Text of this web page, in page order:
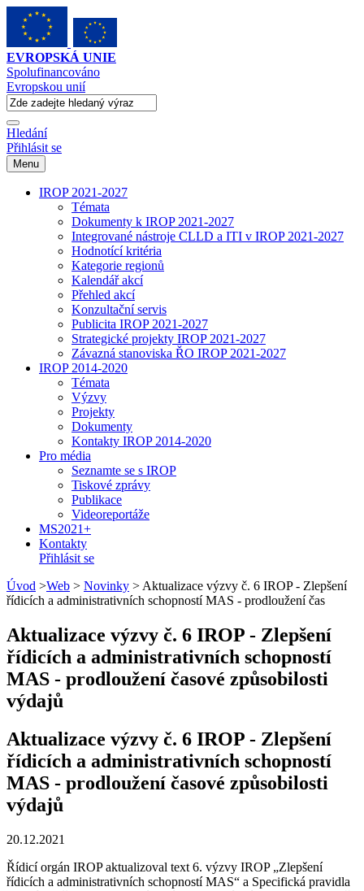
EVROPSKÁ UNIE
Spolufinancováno
Evropskou unií
Hledání
Přihlásit se
Menu
IROP 2021-2027
Témata
Dokumenty k IROP 2021-2027
Integrované nástroje CLLD a ITI v IROP 2021-2027
Hodnotící kritéria
Kategorie regionů
Kalendář akcí
Přehled akcí
Konzultační servis
Publicita IROP 2021-2027
Strategické projekty IROP 2021-2027
Závazná stanoviska ŘO IROP 2021-2027
IROP 2014-2020
Témata
Výzvy
Projekty
Dokumenty
Kontakty IROP 2014-2020
Pro média
Seznamte se s IROP
Tiskové zprávy
Publikace
Videoreportáže
MS2021+
Kontakty
Přihlásit se
Úvod >Web > Novinky > Aktualizace výzvy č. 6 IROP - Zlepšení
řídicích a administrativních schopností MAS - prodloužení čas
Aktualizace výzvy č. 6 IROP - Zlepšení
řídicích a administrativních schopností
MAS - prodloužení časové způsobilosti
výdajů
Aktualizace výzvy č. 6 IROP - Zlepšení
řídicích a administrativních schopností
MAS - prodloužení časové způsobilosti
výdajů
20.12.2021
Řídicí orgán IROP aktualizoval text 6. výzvy IROP „Zlepšení
řídicích a administrativních schopností MAS“ a Specifická pravidla